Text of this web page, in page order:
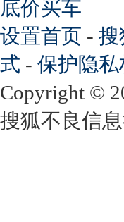
底价买车
设置首页 - 搜
式 - 保护隐私
Copyright ©
搜狐不良信息